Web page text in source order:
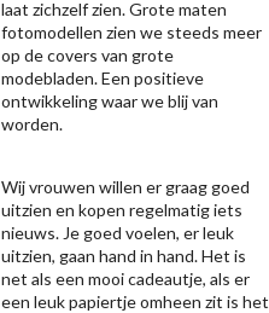
laat zichzelf zien. Grote maten
fotomodellen zien we steeds meer
op de covers van grote
modebladen. Een positieve
ontwikkeling waar we blij van
worden.
Wij vrouwen willen er graag goed
uitzien en kopen regelmatig iets
nieuws. Je goed voelen, er leuk
uitzien, gaan hand in hand. Het is
net als een mooi cadeautje, als er
een leuk papiertje omheen zit is het